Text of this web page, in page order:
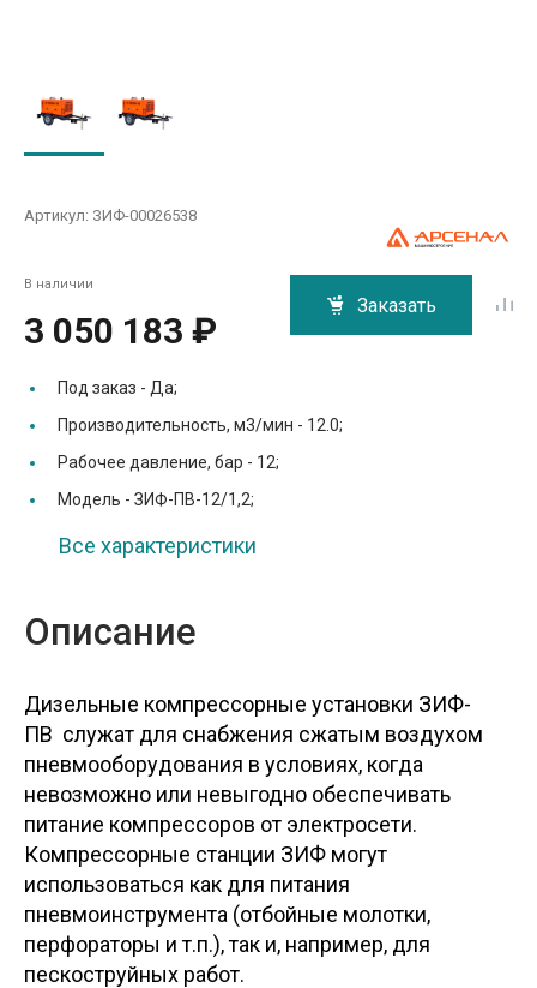
Артикул: ЗИФ-00026538
В наличии
3 050 183 ₽
Заказать
Под заказ - Да;
Производительность, м3/мин - 12.0;
Рабочее давление, бар - 12;
Модель - ЗИФ-ПВ-12/1,2;
Все характеристики
Описание
Дизельные компрессорные установки ЗИФ-
ПВ служат для снабжения сжатым воздухом
пневмооборудования в условиях, когда
невозможно или невыгодно обеспечивать
питание компрессоров от электросети.
Компрессорные станции ЗИФ могут
использоваться как для питания
пневмоинструмента (отбойные молотки,
перфораторы и т.п.), так и, например, для
пескоструйных работ.